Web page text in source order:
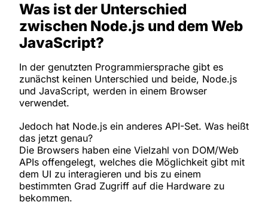
Was ist der Unterschied
zwischen Node.js und dem Web
JavaScript?
In der genutzten Programmiersprache gibt es
zunächst keinen Unterschied und beide, Node.js
und JavaScript, werden in einem Browser
verwendet.
Jedoch hat Node.js ein anderes API-Set. Was heißt
das jetzt genau?
Die Browsers haben eine Vielzahl von DOM/Web
APIs offengelegt, welches die Möglichkeit gibt mit
dem UI zu interagieren und bis zu einem
bestimmten Grad Zugriff auf die Hardware zu
bekommen.